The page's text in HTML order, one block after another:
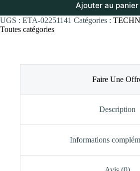
Ajouter au panier
UGS : ETA-02251141 Catégories :
Toutes catégories
Faire Une
Description
Informations